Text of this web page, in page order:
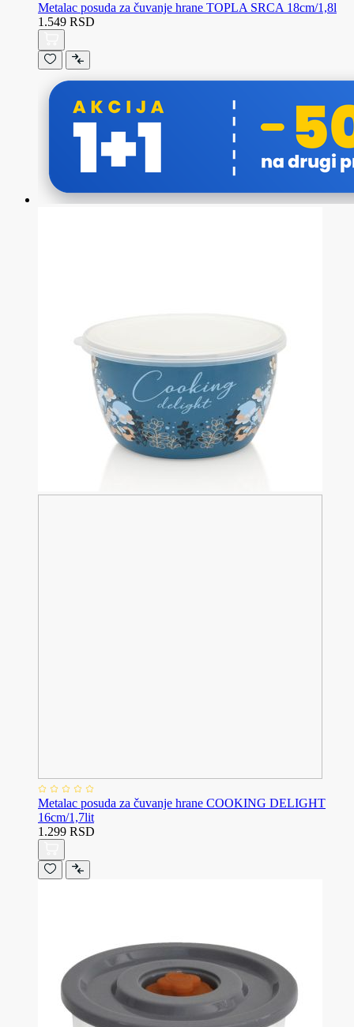
Metalac posuda za čuvanje hrane TOPLA SRCA 18cm/1,8l
1.549 RSD
Metalac posuda za čuvanje hrane COOKING DELIGHT
16cm/1,7lit
1.299 RSD